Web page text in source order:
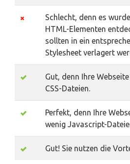
Schlecht, denn es
HTML-Elementen
sollten in ein
Stylesheet verlagert
Gut, denn Ihre
CSS-Dateien.
Perfekt, denn Ihre
wenig Javascript-
Gut! Sie nutzen die